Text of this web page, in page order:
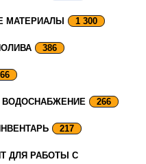
МАТЕРИАЛЫ 1 300
386
266
217
ДЛЯ РАБОТЫ С